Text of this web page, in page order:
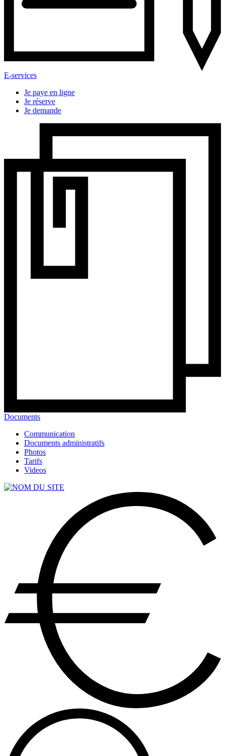
E-services
Je paye en ligne
Je réserve
Je demande
Documents
Communication
Documents administratifs
Photos
Tarifs
Videos